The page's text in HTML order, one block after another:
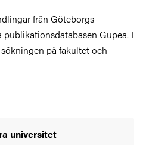
från Göteborgs
Gupea. I
på fakultet och
universitet